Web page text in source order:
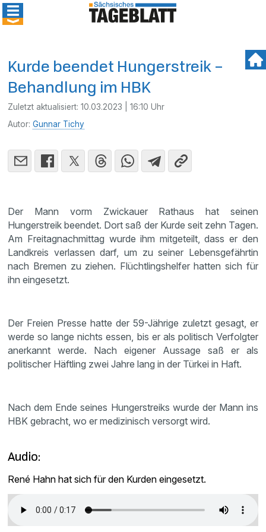
Kurde beendet Hungerstreik –
Behandlung im HBK
Zuletzt aktualisiert:10.03.2023 | 16:10 Uhr
Autor:Gunnar Tichy
Der Mann vorm Zwickauer Rathaus hat seinen
Hungerstreik beendet. Dort saß der Kurde seit zehn Tagen.
Am Freitagnachmittag wurde ihm mitgeteilt, dass er den
Landkreis verlassen darf, um zu seiner Lebensgefährtin
nach Bremen zu ziehen. Flüchtlingshelfer hatten sich für
ihn eingesetzt.
Der Freien Presse hatte der 59-Jährige zuletzt gesagt, er
werde so lange nichts essen, bis er als politisch Verfolgter
anerkannt werde. Nach eigener Aussage saß er als
politischer Häftling zwei Jahre lang in der Türkei in Haft.
Nach dem Ende seines Hungerstreiks wurde der Mann ins
HBK gebracht, wo er medizinisch versorgt wird.
Audio:
René Hahn hat sich für den Kurden eingesetzt.